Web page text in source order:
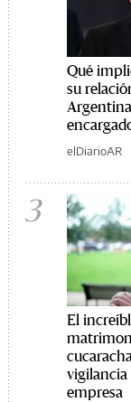
Qué
su
elDiarioAR
3
El
vigilancia
empresa